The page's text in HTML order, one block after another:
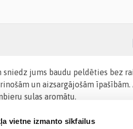
vietne izmanto sīkfailus
sniedz jums baudu peldēties bez
un aizsargājošām
sulas aromātu.